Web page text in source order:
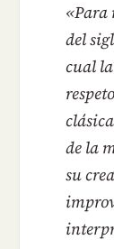
«Para
del
cual
de la
su